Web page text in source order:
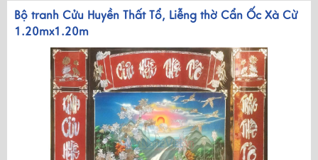
Bộ tranh Cửu Huyền Thất Tổ, Liễng thờ Cẩn Ốc Xà Cừ
1.20mx1.20m